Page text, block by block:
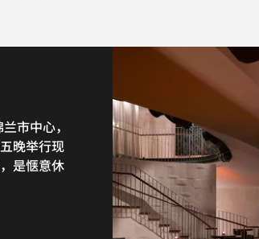
市中心，
晚举行现
是惬意休
酒和各式
我们的棉
一日过
式烹饪台
美食的烹
国际美
可品尝到
备受认可
宗中式美
品一盏正
种品质上
酒，为宾
们的餐厅
非常适合
点一份三
咖啡或茶